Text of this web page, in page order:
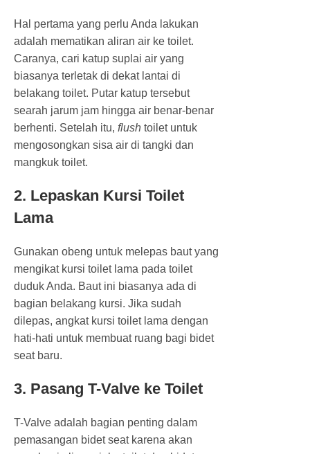
Hal pertama yang perlu Anda lakukan
adalah mematikan aliran air ke toilet.
Caranya, cari katup suplai air yang
biasanya terletak di dekat lantai di
belakang toilet. Putar katup tersebut
searah jarum jam hingga air benar-benar
berhenti. Setelah itu, flush toilet untuk
mengosongkan sisa air di tangki dan
mangkuk toilet.
2. Lepaskan Kursi Toilet
Lama
Gunakan obeng untuk melepas baut yang
mengikat kursi toilet lama pada toilet
duduk Anda. Baut ini biasanya ada di
bagian belakang kursi. Jika sudah
dilepas, angkat kursi toilet lama dengan
hati-hati untuk membuat ruang bagi bidet
seat baru.
3. Pasang T-Valve ke Toilet
T-Valve adalah bagian penting dalam
pemasangan bidet seat karena akan